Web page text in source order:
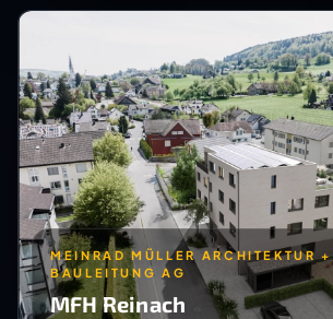
MEINRAD MÜLLER ARCHITEKTUR +
BAULEITUNG AG
MFH Reinach